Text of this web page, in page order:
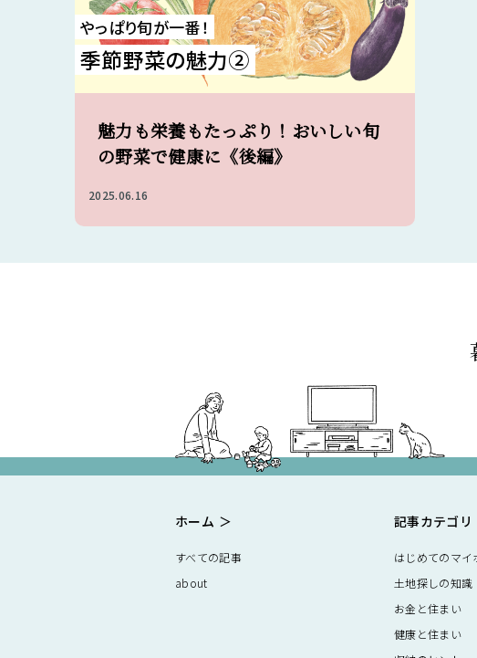
やっぱり旬が一番！
季節野菜の魅力②
魅力も栄養もたっぷり！おいしい旬
の野菜で健康に《後編》
2025.06.16
ホーム
すべての記事
about
記事カテゴリ
はじめてのマイ
土地探しの知識
お金と住まい
健康と住まい